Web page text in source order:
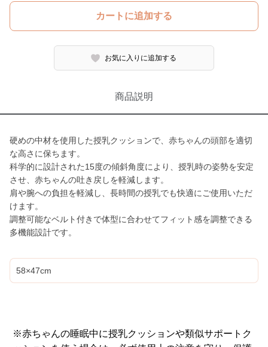
カートに追加する
お気に入りに追加する
商品説明
硬めの中材を使用した授乳クッションで、赤ちゃんの頭部を適切
な高さに保ちます。
科学的に設計された15度の傾斜角度により、授乳時の姿勢を安定
させ、赤ちゃんの吐き戻しを軽減します。
肩や腕への負担を軽減し、長時間の授乳でも快適にご使用いただ
けます。
調整可能なベルト付きで体型に合わせてフィット感を調整できる
多機能設計です。
58×47cm
※赤ちゃんの睡眠中に授乳クッションや類似サポートク